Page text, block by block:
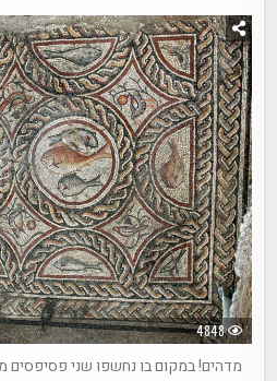
4848
מדהים! במקום בו נחשפו שני